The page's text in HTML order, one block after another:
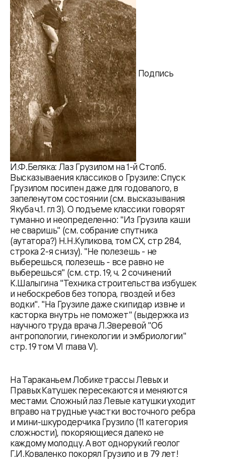
Подпись
И.Ф.Беляка: Лаз Грузилом на 1-й Столб.
Высказываения классиков о Грузиле: Спуск
Грузилом посилен даже для годовалого, в
запеленутом состоянии (см. высказывания
Якуба ч.1. гл 3). О подъеме классики говорят
туманно и неопределенно: "Из Грузила каши
не сваришь" (см. собрание спутника
(аутатора?) Н.Н.Куликова, том CX, стр 284,
строка 2-я снизу). "Не полезешь - не
выберешься, полезешь - все равно не
выберешься" (см. стр. 19, ч. 2 сочинений
К.Шалыгина "Техника строительства избушек
и небоскребов без топора, гвоздей и без
водки". "На Грузиле даже скипидар извне и
касторка внутрь не поможет" (выдержка из
научного труда врача Л.Зверевой "Об
антропологии, гинекологии и эмбриологии"
стр. 19 том VI глава V).
На Тараканьем Лобике трассы Левых и
Правых Катушек пересекаются и меняются
местами. Сложный лаз Левые катушки уходит
вправо на трудные участки восточного ребра
и мини-шкуродерчика Грузило (11 категория
сложности), покоряющиеся далеко не
каждому молодцу. А вот однорукий геолог
Г.И.Коваленко покорял Грузило и в 79 лет!